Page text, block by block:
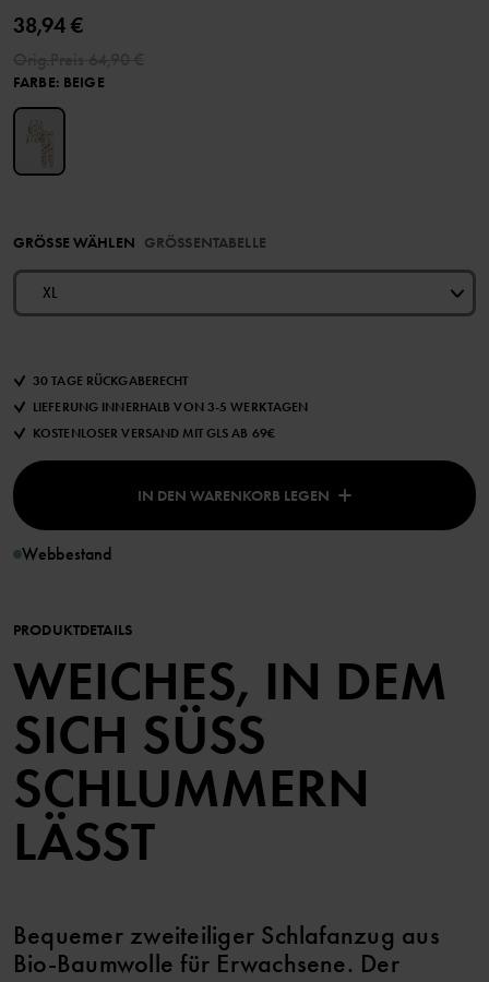
38,94 €
FARBE: BEIGE
GRÖSSE WÄHLEN GRÖSSENTABELLE
XL
30 TAGE RÜCKGABERECHT
LIEFERUNG INNERHALB VON 3-5 WERKTAGEN
KOSTENLOSER VERSAND MIT GLS AB 69€
IN DEN WARENKORB LEGEN
Webbestand
PRODUKTDETAILS
WEICHES, IN DEM
SICH SÜSS S
CHLUMMERN L
ÄSST
Bequemer zweiteiliger Schlafanzug aus
Bio-Baumwolle für Erwachsene. Der